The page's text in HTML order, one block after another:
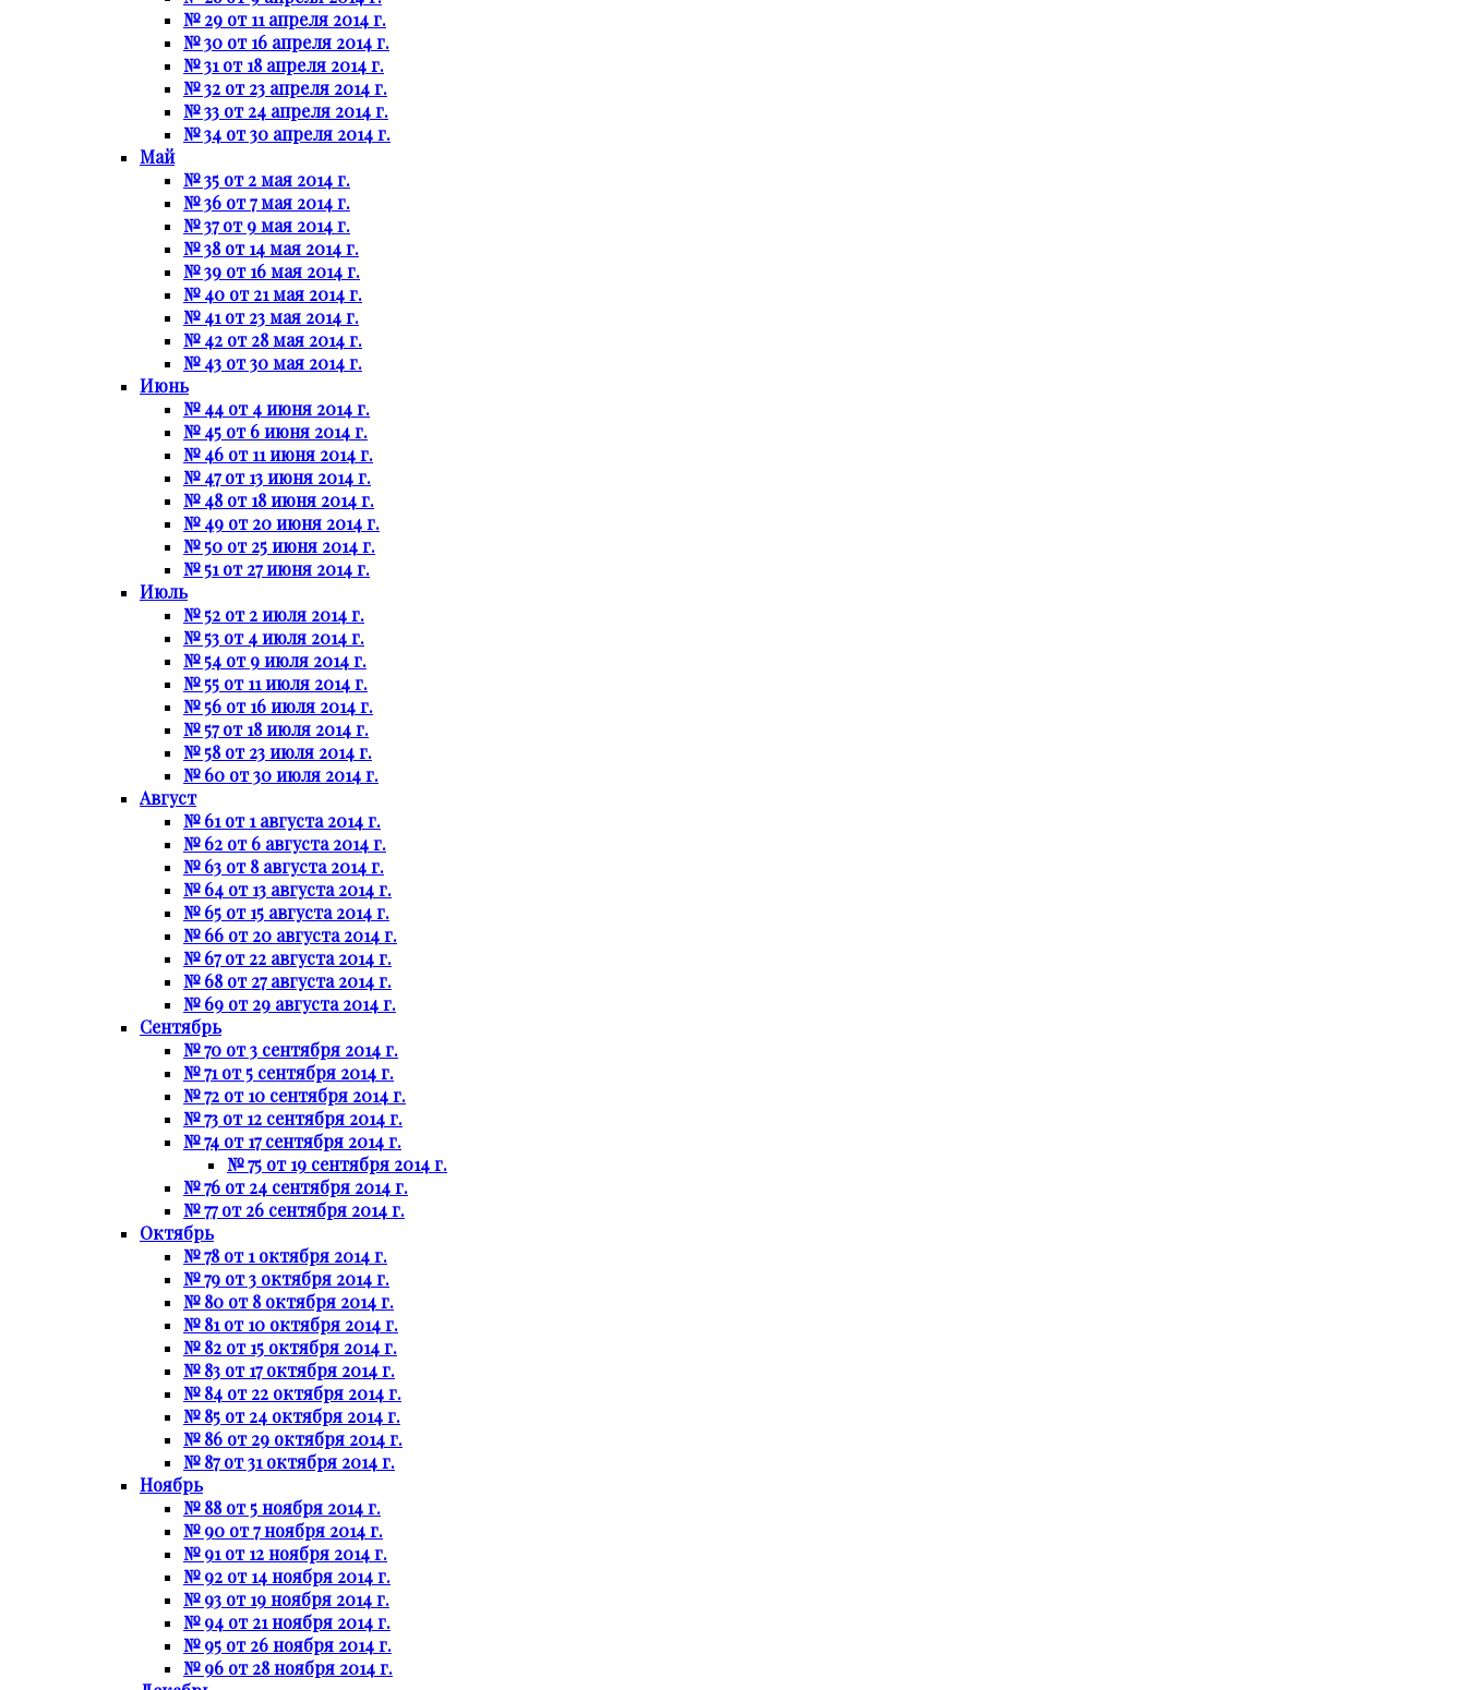
№ 29 от 11 апреля 2014 г.
№ 30 от 16 апреля 2014 г.
№ 31 от 18 апреля 2014 г.
№ 32 от 23 апреля 2014 г.
№ 33 от 24 апреля 2014 г.
№ 34 от 30 апреля 2014 г.
Май
№ 35 от 2 мая 2014 г.
№ 36 от 7 мая 2014 г.
№ 37 от 9 мая 2014 г.
№ 38 от 14 мая 2014 г.
№ 39 от 16 мая 2014 г.
№ 40 от 21 мая 2014 г.
№ 41 от 23 мая 2014 г.
№ 42 от 28 мая 2014 г.
№ 43 от 30 мая 2014 г.
Июнь
№ 44 от 4 июня 2014 г.
№ 45 от 6 июня 2014 г.
№ 46 от 11 июня 2014 г.
№ 47 от 13 июня 2014 г.
№ 48 от 18 июня 2014 г.
№ 49 от 20 июня 2014 г.
№ 50 от 25 июня 2014 г.
№ 51 от 27 июня 2014 г.
Июль
№ 52 от 2 июля 2014 г.
№ 53 от 4 июля 2014 г.
№ 54 от 9 июля 2014 г.
№ 55 от 11 июля 2014 г.
№ 56 от 16 июля 2014 г.
№ 57 от 18 июля 2014 г.
№ 58 от 23 июля 2014 г.
№ 60 от 30 июля 2014 г.
Август
№ 61 от 1 августа 2014 г.
№ 62 от 6 августа 2014 г.
№ 63 от 8 августа 2014 г.
№ 64 от 13 августа 2014 г.
№ 65 от 15 августа 2014 г.
№ 66 от 20 августа 2014 г.
№ 67 от 22 августа 2014 г.
№ 68 от 27 августа 2014 г.
№ 69 от 29 августа 2014 г.
Сентябрь
№ 70 от 3 сентября 2014 г.
№ 71 от 5 сентября 2014 г.
№ 72 от 10 сентября 2014 г.
№ 73 от 12 сентября 2014 г.
№ 74 от 17 сентября 2014 г.
№ 75 от 19 сентября 2014 г.
№ 76 от 24 сентября 2014 г.
№ 77 от 26 сентября 2014 г.
Октябрь
№ 78 от 1 октября 2014 г.
№ 79 от 3 октября 2014 г.
№ 80 от 8 октября 2014 г.
№ 81 от 10 октября 2014 г.
№ 82 от 15 октября 2014 г.
№ 83 от 17 октября 2014 г.
№ 84 от 22 октября 2014 г.
№ 85 от 24 октября 2014 г.
№ 86 от 29 октября 2014 г.
№ 87 от 31 октября 2014 г.
Ноябрь
№ 88 от 5 ноября 2014 г.
№ 90 от 7 ноября 2014 г.
№ 91 от 12 ноября 2014 г.
№ 92 от 14 ноября 2014 г.
№ 93 от 19 ноября 2014 г.
№ 94 от 21 ноября 2014 г.
№ 95 от 26 ноября 2014 г.
№ 96 от 28 ноября 2014 г.